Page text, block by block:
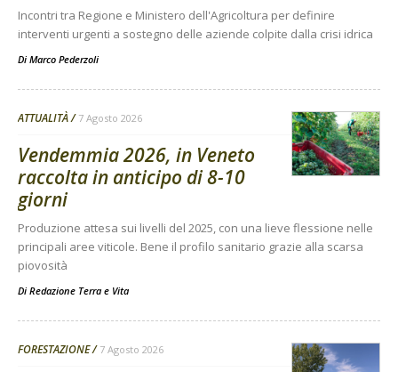
Incontri tra Regione e Ministero dell'Agricoltura per definire
interventi urgenti a sostegno delle aziende colpite dalla crisi idrica
Di Marco Pederzoli
ATTUALITÀ 7 Agosto 2026
Vendemmia 2026, in Veneto
raccolta in anticipo di 8-10
giorni
Produzione attesa sui livelli del 2025, con una lieve flessione nelle
principali aree viticole. Bene il profilo sanitario grazie alla scarsa
piovosità
Di Redazione Terra e Vita
FORESTAZIONE 7 Agosto 2026